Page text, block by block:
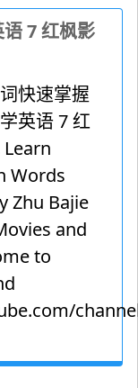
7 红枫影
快速掌握
英语 7 红
Words
Zhu Bajie
and
to